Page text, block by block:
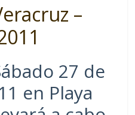
–
27 de
en Playa